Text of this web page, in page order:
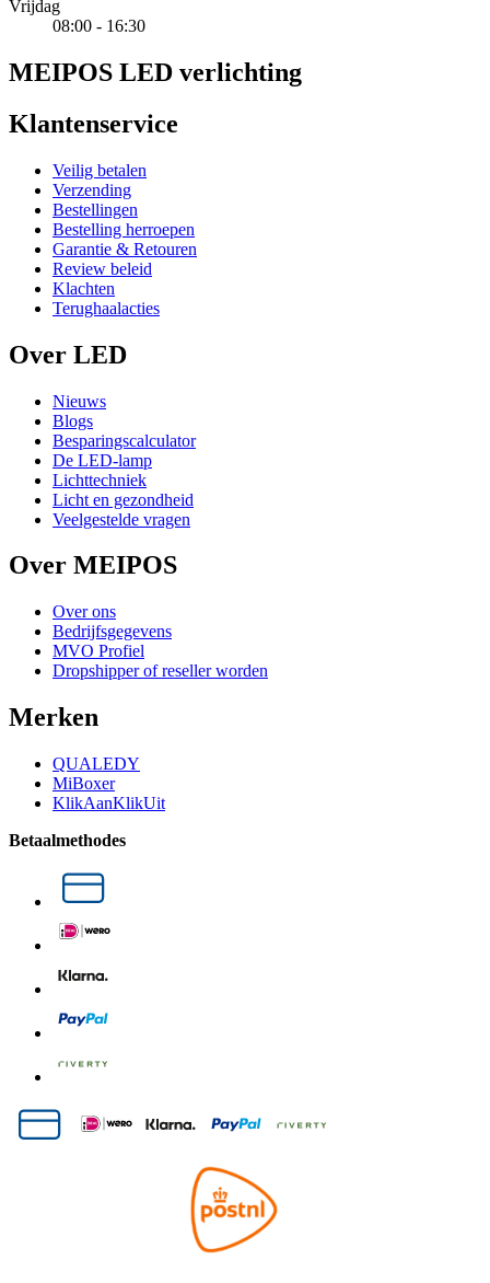
Vrijdag
08:00 - 16:30
MEIPOS LED verlichting
Klantenservice
Veilig betalen
Verzending
Bestellingen
Bestelling herroepen
Garantie & Retouren
Review beleid
Klachten
Terughaalacties
Over LED
Nieuws
Blogs
Besparingscalculator
De LED-lamp
Lichttechniek
Licht en gezondheid
Veelgestelde vragen
Over MEIPOS
Over ons
Bedrijfsgegevens
MVO Profiel
Dropshipper of reseller worden
Merken
QUALEDY
MiBoxer
KlikAanKlikUit
Betaalmethodes